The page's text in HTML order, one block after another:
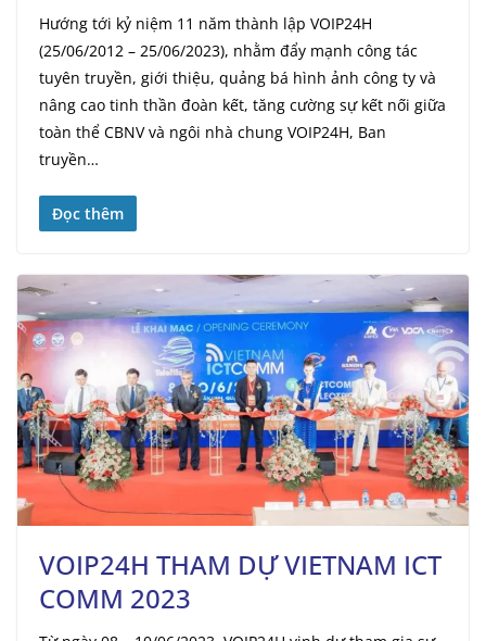
Hướng tới kỷ niệm 11 năm thành lập VOIP24H
(25/06/2012 – 25/06/2023), nhằm đẩy mạnh công tác
tuyên truyền, giới thiệu, quảng bá hình ảnh công ty và
nâng cao tinh thần đoàn kết, tăng cường sự kết nối giữa
toàn thể CBNV và ngôi nhà chung VOIP24H, Ban
truyền…
Đọc thêm
VOIP24H THAM DỰ VIETNAM ICT
COMM 2023